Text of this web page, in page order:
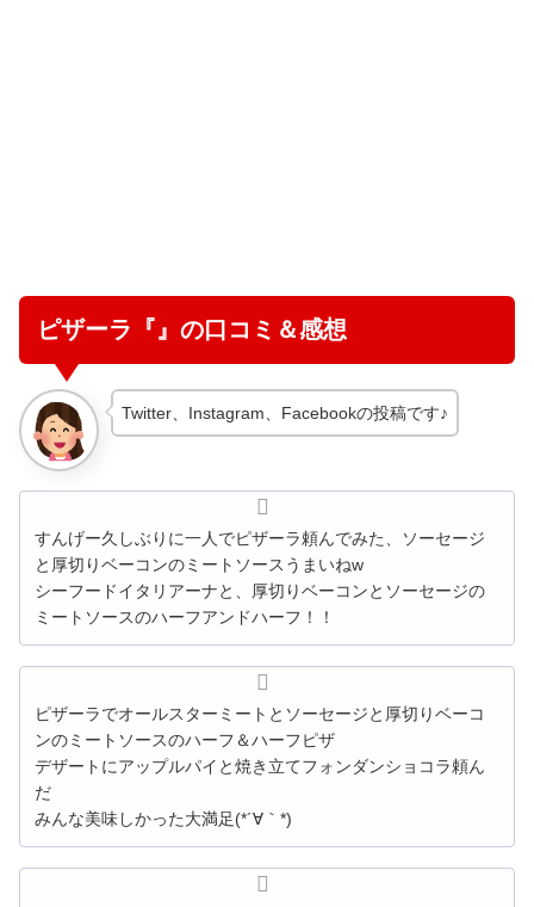
ピザーラ『』の口コミ＆感想
Twitter、Instagram、Facebookの投稿です♪
すんげー久しぶりに一人でピザーラ頼んでみた、ソーセージ
と厚切りベーコンのミートソースうまいねw
シーフードイタリアーナと、厚切りベーコンとソーセージの
ミートソースのハーフアンドハーフ！！
ピザーラでオールスターミートとソーセージと厚切りベーコ
ンのミートソースのハーフ＆ハーフピザ
デザートにアップルパイと焼き立てフォンダンショコラ頼ん
だ
みんな美味しかった大満足(*´∀｀*)